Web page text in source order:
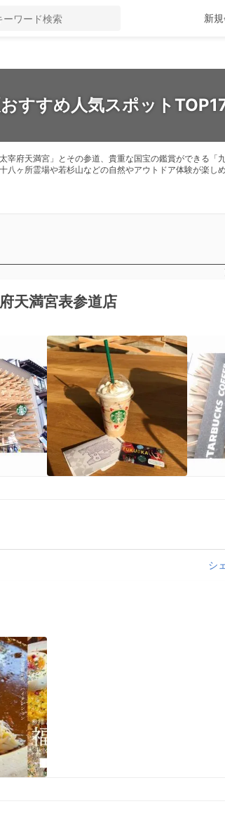
新
すすめ人気スポット
府天満宮」とその参道、貴重な国宝の鑑賞ができる「
ヶ所霊場や若杉山などの自然やアウトドア体験が楽し
天満宮表参道店
シ